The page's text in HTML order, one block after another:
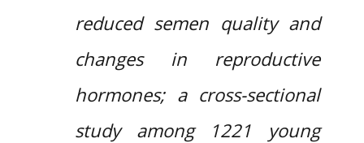
reduced semen quality and
changes in reproductive
hormones; a cross-sectional
study among 1221 young